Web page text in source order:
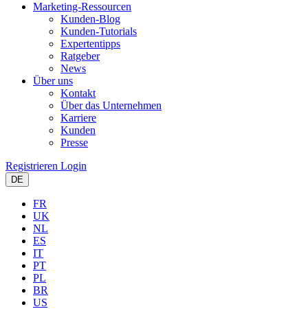
Marketing-Ressourcen
Kunden-Blog
Kunden-Tutorials
Expertentipps
Ratgeber
News
Über uns
Kontakt
Über das Unternehmen
Karriere
Kunden
Presse
Registrieren Login
DE
FR
UK
NL
ES
IT
PT
PL
BR
US